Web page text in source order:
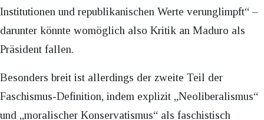
Institutionen und republikanischen Werte verunglimpft“ –
darunter könnte womöglich also Kritik an Maduro als
Präsident fallen.
Besonders breit ist allerdings der zweite Teil der
Faschismus-Definition, indem explizit „Neoliberalismus“
und „moralischer Konservatismus“ als faschistisch